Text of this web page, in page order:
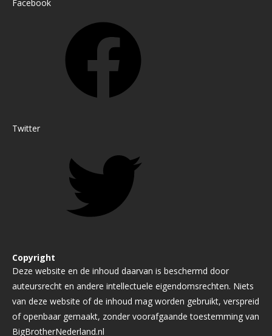
Facebook
Twitter
Copyright
Deze website en de inhoud daarvan is beschermd door
auteursrecht en andere intellectuele eigendomsrechten. Niets
van deze website of de inhoud mag worden gebruikt, verspreid
of openbaar gemaakt, zonder voorafgaande toestemming van
BigBrotherNederland.nl